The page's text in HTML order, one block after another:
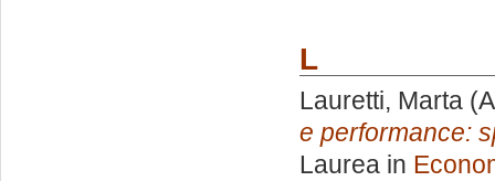
L
Lauretti, Marta
e performance:
Laurea in